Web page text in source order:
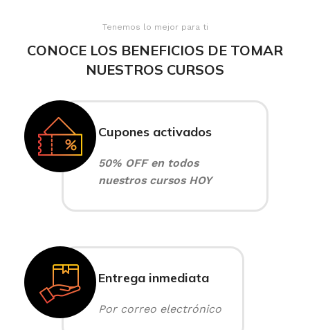
Tenemos lo mejor para ti
CONOCE LOS BENEFICIOS DE TOMAR
NUESTROS CURSOS
Cupones activados
50% OFF en todos
nuestros cursos HOY
Entrega inmediata
Por correo electrónico